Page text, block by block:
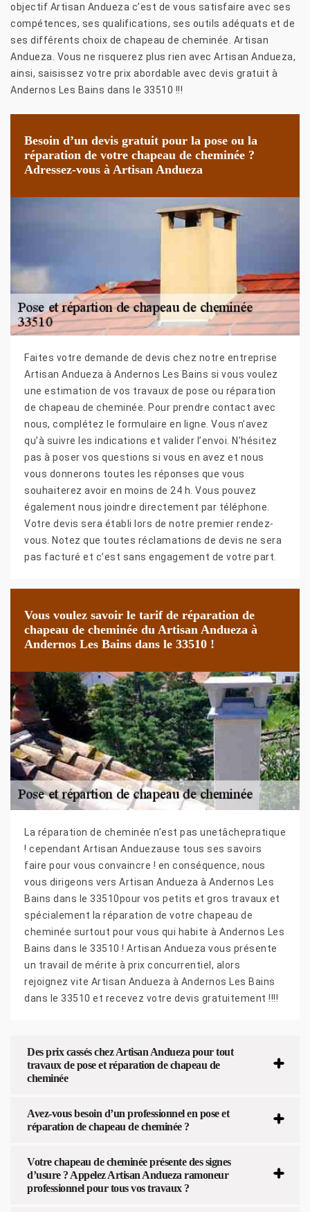
objectif Artisan Andueza c’est de vous satisfaire avec ses
compétences, ses qualifications, ses outils adéquats et de
ses différents choix de chapeau de cheminée. Artisan
Andueza. Vous ne risquerez plus rien avec Artisan Andueza,
ainsi, saisissez votre prix abordable avec devis gratuit à
Andernos Les Bains dans le 33510 !!!
Besoin d’un devis gratuit pour la pose ou la
réparation de votre chapeau de cheminée ?
Adressez-vous à Artisan Andueza
Faites votre demande de devis chez notre entreprise
Artisan Andueza à Andernos Les Bains si vous voulez
une estimation de vos travaux de pose ou réparation
de chapeau de cheminée. Pour prendre contact avec
nous, complétez le formulaire en ligne. Vous n’avez
qu’à suivre les indications et valider l’envoi. N’hésitez
pas à poser vos questions si vous en avez et nous
vous donnerons toutes les réponses que vous
souhaiterez avoir en moins de 24 h. Vous pouvez
également nous joindre directement par téléphone.
Votre devis sera établi lors de notre premier rendez-
vous. Notez que toutes réclamations de devis ne sera
pas facturé et c’est sans engagement de votre part.
Vous voulez savoir le tarif de réparation de
chapeau de cheminée du Artisan Andueza à
Andernos Les Bains dans le 33510 !
La réparation de cheminée n’est pas unetâchepratique
! cependant Artisan Anduezause tous ses savoirs
faire pour vous convaincre ! en conséquence, nous
vous dirigeons vers Artisan Andueza à Andernos Les
Bains dans le 33510pour vos petits et gros travaux et
spécialement la réparation de votre chapeau de
cheminée surtout pour vous qui habite à Andernos Les
Bains dans le 33510 ! Artisan Andueza vous présente
un travail de mérite à prix concurrentiel, alors
rejoignez vite Artisan Andueza à Andernos Les Bains
dans le 33510 et recevez votre devis gratuitement !!!!
Des prix cassés chez Artisan Andueza pour tout
travaux de pose et réparation de chapeau de
cheminée
Avez-vous besoin d’un professionnel en pose et
réparation de chapeau de cheminée ?
Votre chapeau de cheminée présente des signes
d’usure ? Appelez Artisan Andueza ramoneur
professionnel pour tous vos travaux ?